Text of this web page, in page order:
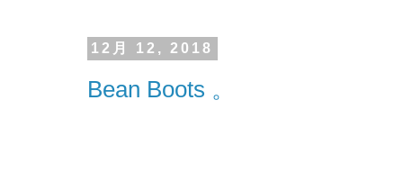
12月 12, 2018
Bean Boots 。